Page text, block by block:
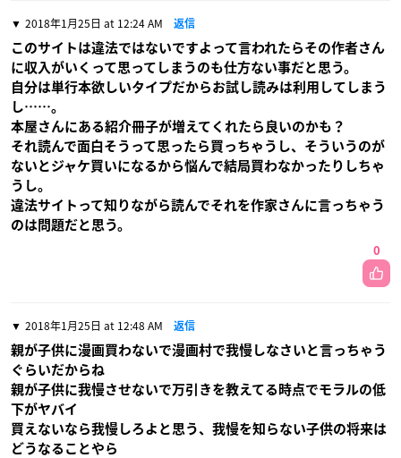
2018年1月25日 at 12:24 AM 返信
このサイトは違法ではないですよって言われたらその作者さん
に収入がいくって思ってしまうのも仕方ない事だと思う。
自分は単行本欲しいタイプだからお試し読みは利用してしまう
し……。
本屋さんにある紹介冊子が増えてくれたら良いのかも？
それ読んで面白そうって思ったら買っちゃうし、そういうのが
ないとジャケ買いになるから悩んで結局買わなかったりしちゃ
うし。
違法サイトって知りながら読んでそれを作家さんに言っちゃう
のは問題だと思う。
0
2018年1月25日 at 12:48 AM 返信
親が子供に漫画買わないで漫画村で我慢しなさいと言っちゃう
ぐらいだからね
親が子供に我慢させないで万引きを教えてる時点でモラルの低
下がヤバイ
買えないなら我慢しろよと思う、我慢を知らない子供の将来は
どうなることやら